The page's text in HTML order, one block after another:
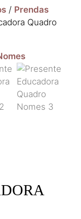
/ Prendas
Quadro